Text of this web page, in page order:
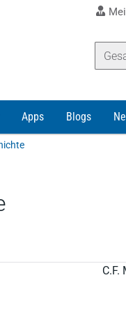
Apps Blogs
C.F.